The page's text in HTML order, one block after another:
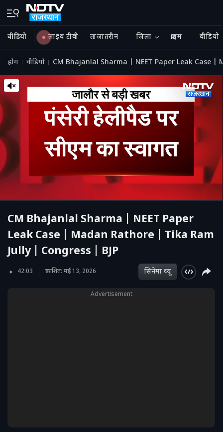
वीडियो लाइव टीवी ताजातरीन जिला क्राइम वीडियो
होम वीडियो CM Bhajanlal Sharma | NEET Paper Leak Case
CM Bhajanlal Sharma | NEET Paper
Leak Case | Madan Rathore | Tika Ram
Jully | Congress | BJP
42:03 प्रकाशित: मई 13, 2026 सिनेमा व्‍यू
Advertisement